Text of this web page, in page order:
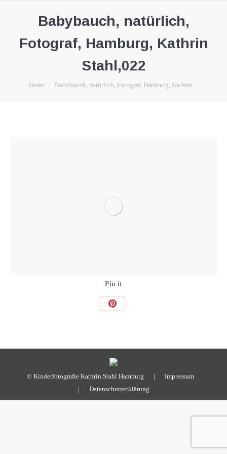
Babybauch, natürlich,
Fotograf, Hamburg, Kathrin
Stahl,022
You are here:
Home Babybauch, natürlich, Fotograf, Hamburg, Kathrin…
Pin it
Share
© Kinderfotografie Kathrin Stahl Hamburg | Impressum
| Datenschutzerklärung